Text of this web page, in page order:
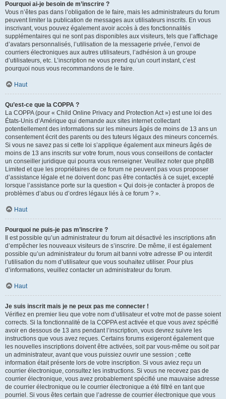
Pourquoi ai-je besoin de m’inscrire ?
Vous n’êtes pas dans l’obligation de le faire, mais les administrateurs du forum
peuvent limiter la publication de messages aux utilisateurs inscrits. En vous
inscrivant, vous pouvez également avoir accès à des fonctionnalités
supplémentaires qui ne sont pas disponibles aux visiteurs, tels que l’affichage
d’avatars personnalisés, l’utilisation de la messagerie privée, l’envoi de
courriers électroniques aux autres utilisateurs, l’adhésion à un groupe
d’utilisateurs, etc. L’inscription ne vous prend qu’un court instant, c’est
pourquoi nous vous recommandons de le faire.
Haut
Qu’est-ce que la COPPA ?
La COPPA (pour « Child Online Privacy and Protection Act ») est une loi des
États-Unis d’Amérique qui demande aux sites internet collectant
potentiellement des informations sur les mineurs âgés de moins de 13 ans un
consentement écrit des parents ou des tuteurs légaux des mineurs concernés.
Si vous ne savez pas si cette loi s’applique également aux mineurs âgés de
moins de 13 ans inscrits sur votre forum, nous vous conseillons de contacter
un conseiller juridique qui pourra vous renseigner. Veuillez noter que phpBB
Limited et que les propriétaires de ce forum ne peuvent pas vous proposer
d’assistance légale et ne doivent donc pas être contactés à ce sujet, excepté
lorsque l’assistance porte sur la question « Qui dois-je contacter à propos de
problèmes d’abus ou d’ordres légaux liés à ce forum ? ».
Haut
Pourquoi ne puis-je pas m’inscrire ?
Il est possible qu’un administrateur du forum ait désactivé les inscriptions afin
d’empêcher les nouveaux visiteurs de s’inscrire. De même, il est également
possible qu’un administrateur du forum ait banni votre adresse IP ou interdit
l’utilisation du nom d’utilisateur que vous souhaitez utiliser. Pour plus
d’informations, veuillez contacter un administrateur du forum.
Haut
Je suis inscrit mais je ne peux pas me connecter !
Vérifiez en premier lieu que votre nom d’utilisateur et votre mot de passe soient
corrects. Si la fonctionnalité de la COPPA est activée et que vous avez spécifié
avoir en dessous de 13 ans pendant l’inscription, vous devrez suivre les
instructions que vous avez reçues. Certains forums exigeront également que
les nouvelles inscriptions doivent être activées, soit par vous-même ou soit par
un administrateur, avant que vous puissiez ouvrir une session ; cette
information était présente lors de votre inscription. Si vous aviez reçu un
courrier électronique, consultez les instructions. Si vous ne recevez pas de
courrier électronique, vous avez probablement spécifié une mauvaise adresse
de courrier électronique ou le courrier électronique a été filtré en tant que
pourriel. Si vous êtes certain que l’adresse de courrier électronique que vous